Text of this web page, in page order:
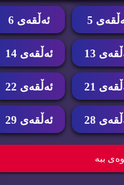
5 ئه‌ڵقه‌ی 6
13 ئه‌ڵقه‌ی 14
21 ئه‌ڵقه‌ی 22
28 ئه‌ڵقه‌ی 29
ببه‌
درامای شمشێر و گوڵ ئه‌ڵقه‌ی 25